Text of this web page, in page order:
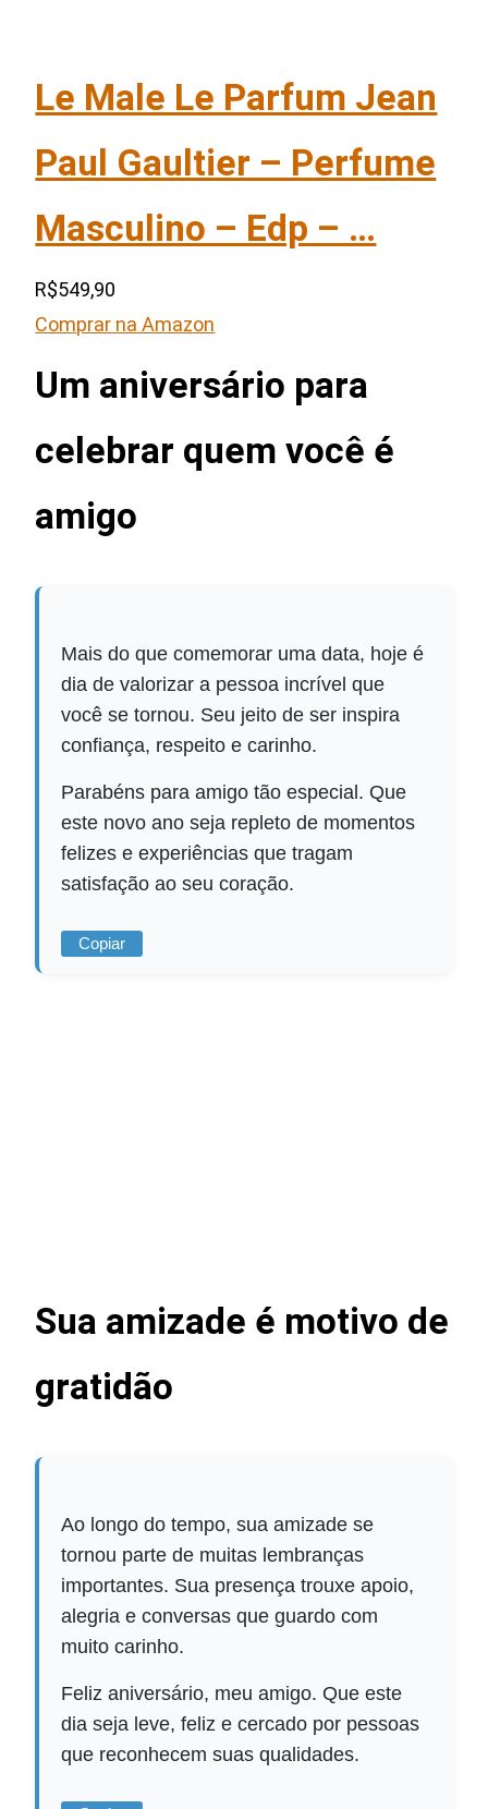
Le Male Le Parfum Jean
Paul Gaultier – Perfume
Masculino – Edp – …
R$549,90
Comprar na Amazon
Um aniversário para
celebrar quem você é
amigo
Mais do que comemorar uma data, hoje é
dia de valorizar a pessoa incrível que
você se tornou. Seu jeito de ser inspira
confiança, respeito e carinho.
Parabéns para amigo tão especial. Que
este novo ano seja repleto de momentos
felizes e experiências que tragam
satisfação ao seu coração.
Copiar
Sua amizade é motivo de
gratidão
Ao longo do tempo, sua amizade se
tornou parte de muitas lembranças
importantes. Sua presença trouxe apoio,
alegria e conversas que guardo com
muito carinho.
Feliz aniversário, meu amigo. Que este
dia seja leve, feliz e cercado por pessoas
que reconhecem suas qualidades.